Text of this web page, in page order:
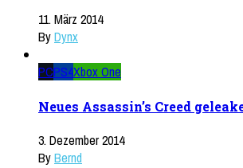
11. März 2014
ByDynx
PCPS4Xbox One
Neues Assassin’s Creed
3. Dezember 2014
ByBernd